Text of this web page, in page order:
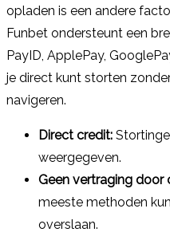
opladen is een andere
Funbet ondersteunt een
PayID, ApplePay,
je direct kunt storten
navigeren.
Direct credit:
weergegeven.
Geen vertraging door
meeste methoden
overslaan.